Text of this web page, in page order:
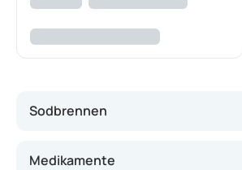
Sodbrennen
Sodbrennen
Medikamente